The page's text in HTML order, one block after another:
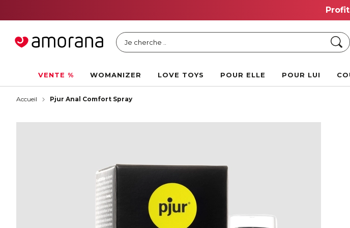
Vente Chaude d'Été :
Je cherche ..
VENTE % WOMANIZER LOVE TOYS POUR ELLE POUR LUI
Accueil Pjur Anal Comfort Spray